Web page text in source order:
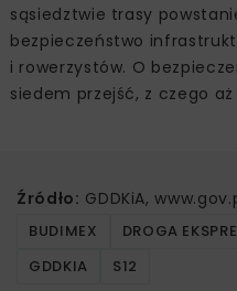
sąsiedztwie trasy
bezpieczeństwo
i rowerzystów. O
siedem przejść, z czego
Źródło: GDDKiA,
BUDIMEX DROGA
GDDKIA
S12